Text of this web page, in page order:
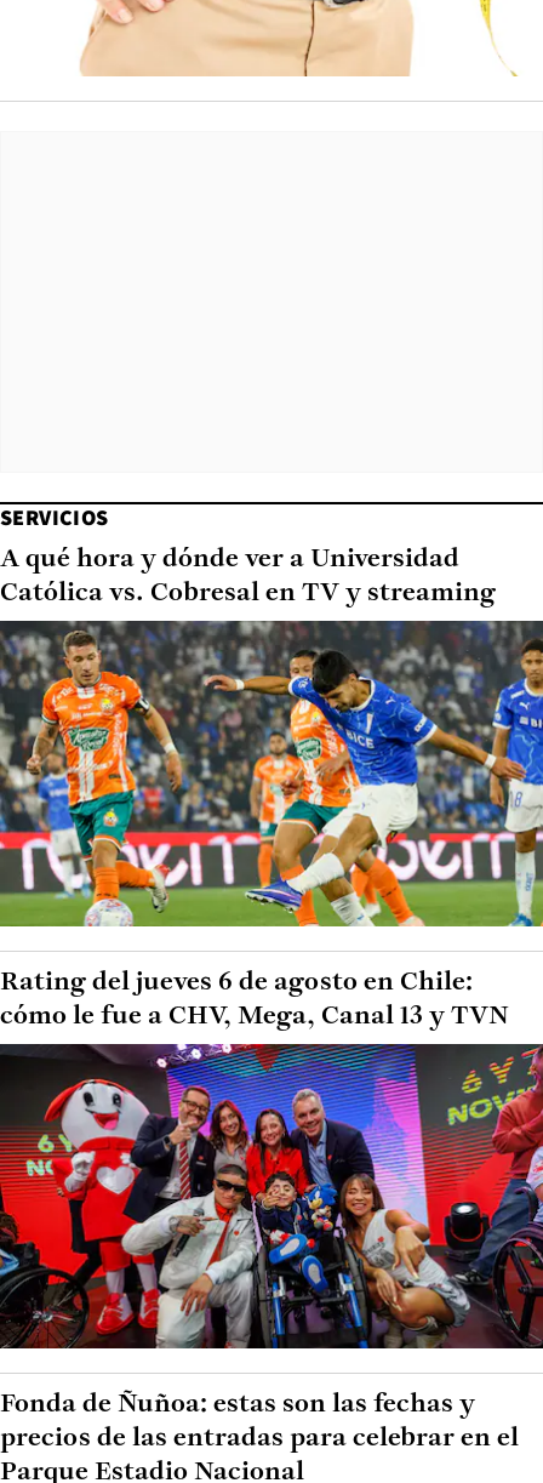
SERVICIOS
A qué hora y dónde ver a Universidad
Católica vs. Cobresal en TV y streaming
Rating del jueves 6 de agosto en Chile:
cómo le fue a CHV, Mega, Canal 13 y TVN
Fonda de Ñuñoa: estas son las fechas y
precios de las entradas para celebrar en el
Parque Estadio Nacional